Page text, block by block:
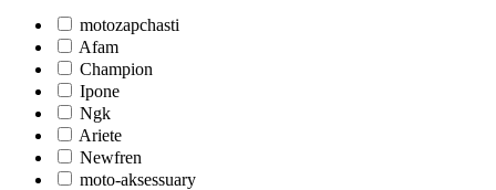
motozapchasti
Afam
Champion
Ipone
Ngk
Ariete
Newfren
moto-aksessuary